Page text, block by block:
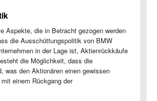
Aspekte, die in Betracht gezogen werden
die Ausschüttungspolitik von BMW
in der Lage ist, Aktienrückkäufe
die Möglichkeit, dass die
was den Aktionären einen gewissen
einem Rückgang der